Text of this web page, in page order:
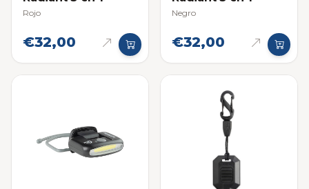
Rojo
€32,00
Negro
€32,00